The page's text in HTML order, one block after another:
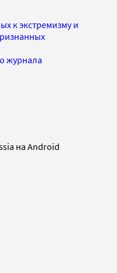
к экстремизму и
журнала
на Android